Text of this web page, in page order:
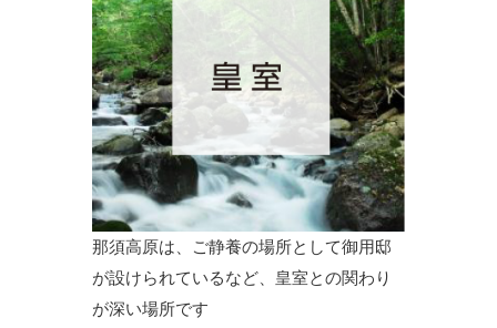
那須高原は、ご静養の場所として御用邸
が設けられているなど、皇室との関わり
が深い場所です